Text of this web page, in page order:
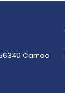
Carnac